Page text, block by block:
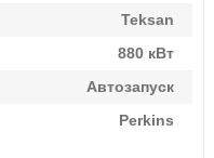
Teksan
880 кВт
Автозапуск
Perkins